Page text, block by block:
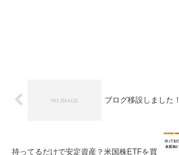
ブログ移設しました！
持ってるだけで安定資産？米国株ETFを買